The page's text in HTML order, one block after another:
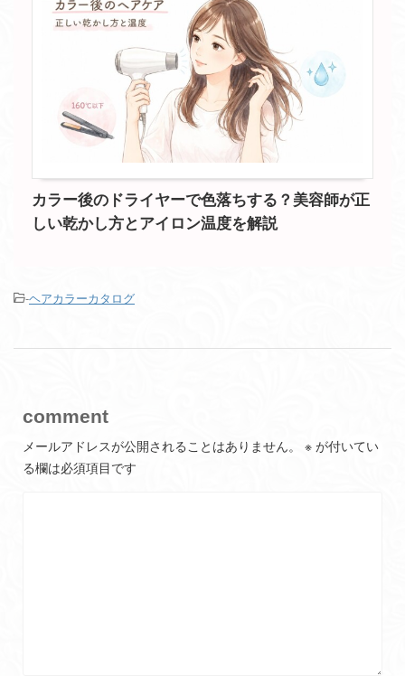
カラー後のドライヤーで色落ちする？美容師が正
しい乾かし方とアイロン温度を解説
-ヘアカラーカタログ
comment
メールアドレスが公開されることはありません。 ※ が付いてい
る欄は必須項目です